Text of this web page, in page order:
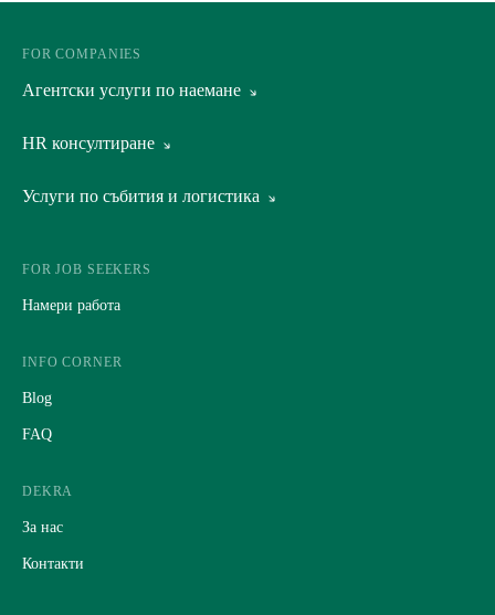
FOR COMPANIES
Агентски услуги по наемане
Набиране и предварителен подбор на кандидати
HR консултиране
Услуги по събития и логистика
Промоции
Организация на събития
FOR JOB SEEKERS
Намери работа
INFO CORNER
Blog
FAQ
DEKRA
За нас
Контакти